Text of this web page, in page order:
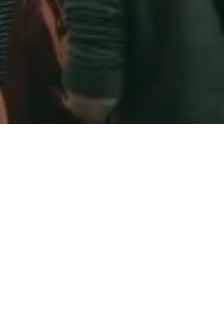
JULI 2026, UM 19:00 UHR!